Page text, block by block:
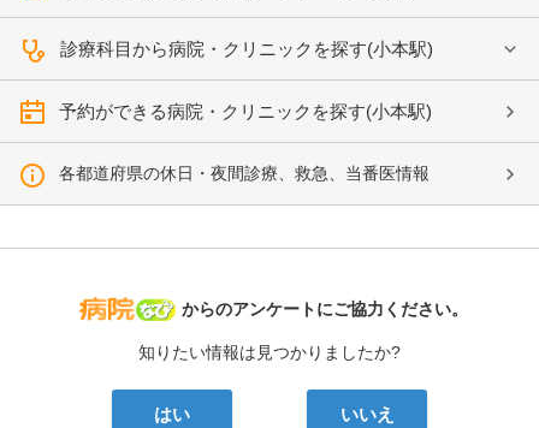
診療科目から病院・クリニックを探す(小本駅)
予約ができる病院・クリニックを探す(小本駅)
各都道府県の休日・夜間診療、救急、当番医情報
病院なび
からのアンケートにご協力ください。
知りたい情報は見つかりましたか?
はい いいえ